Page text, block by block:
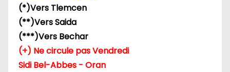
(*)Vers Tlemcen
(**)Vers Saida
(***)Vers Bechar
(+) Ne circule pas Vendredi
Sidi Bel-Abbes - Oran